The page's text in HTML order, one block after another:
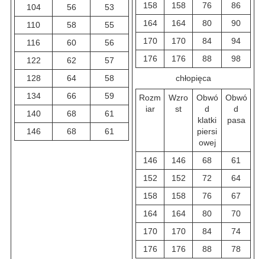
104
56
53
110
58
55
116
60
56
122
62
57
128
64
58
134
66
59
140
68
61
146
68 61
158
158 76
86
164
164 80
90
170
170 84
94
176
176 88 98
chłopięca
Rozm
iar
Wzro
st
Obwó
d
klatki
piersi
owej
Obwó
d
pasa
146 146 68
61
152
152 72
64
158
158 76
67
164
164 80
70
170
170 84
74
176
176 88 78